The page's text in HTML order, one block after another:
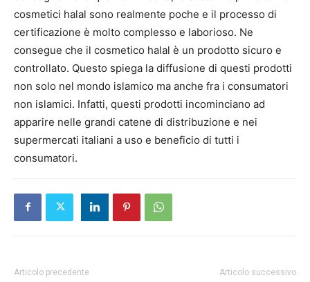
cosmetici halal sono realmente poche e il processo di
certificazione è molto complesso e laborioso. Ne
consegue che il cosmetico halal è un prodotto sicuro e
controllato. Questo spiega la diffusione di questi prodotti
non solo nel mondo islamico ma anche fra i consumatori
non islamici. Infatti, questi prodotti incominciano ad
apparire nelle grandi catene di distribuzione e nei
supermercati italiani a uso e beneficio di tutti i
consumatori.
Articolo precedente Articolo successivo